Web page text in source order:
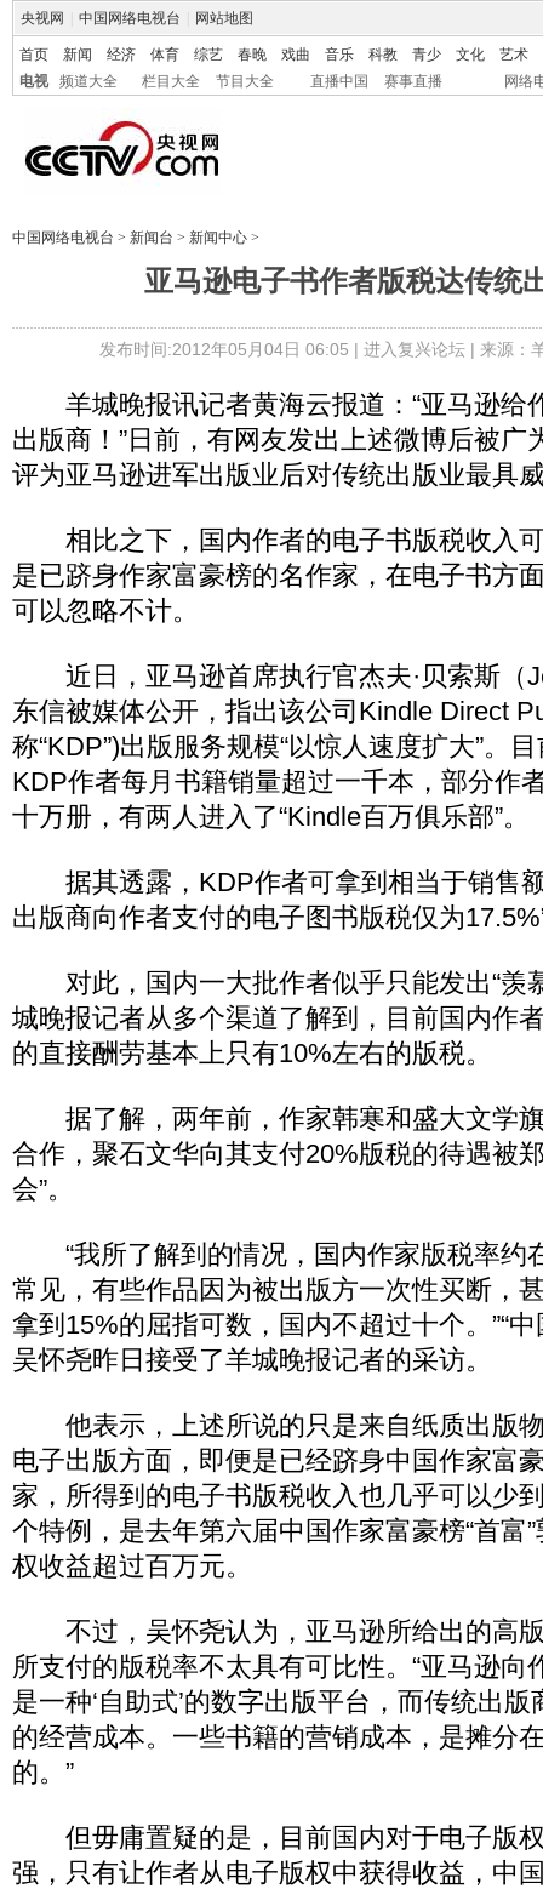
央视网 中国网络电视台 网站地图
首页 新闻 经济 体育 综艺 春晚 戏曲 音乐 科教 青少 文化
艺术
电视
频道大全 栏目大全 节目大全 直播中国 赛事直播 网络
中国网络电视台 > 新闻台 > 新闻中心 >
亚马逊电子书作者版税达传统
发布时间:2012年05月04日 06:05 | 进入复兴论坛| 来源：
羊城晚报讯记者黄海云报道：“亚马逊给
出版商！”日前，有网友发出上述微博后被广
评为亚马逊进军出版业后对传统出版业最具
相比之下，国内作者的电子书版税收入
是已跻身作家富豪榜的名作家，在电子书方
可以忽略不计。
近日，亚马逊首席执行官杰夫·贝索斯（
东信被媒体公开，指出该公司Kindle Direct
称“KDP”)出版服务规模“以惊人速度扩大”。
KDP作者每月书籍销量超过一千本，部分作
十万册，有两人进入了“Kindle百万俱乐部”。
据其透露，KDP作者可拿到相当于销售额
出版商向作者支付的电子图书版税仅为
对此，国内一大批作者似乎只能发出“羡
城晚报记者从多个渠道了解到，目前国内作
的直接酬劳基本上只有10%左右的版税。
据了解，两年前，作家韩寒和盛大文学
合作，聚石文华向其支付20%版税的待遇被
会”。
“我所了解到的情况，国内作家版税率约
常见，有些作品因为被出版方一次性买断，
拿到15%的屈指可数，国内不超过十个。”“
吴怀尧昨日接受了羊城晚报记者的采访。
他表示，上述所说的只是来自纸质出版
电子出版方面，即便是已经跻身中国作家富
家，所得到的电子书版税收入也几乎可以少
个特例，是去年第六届中国作家富豪榜“首富
权收益超过百万元。
不过，吴怀尧认为，亚马逊所给出的高
所支付的版税率不太具有可比性。“亚马逊向
是一种‘自助式’的数字出版平台，而传统出
的经营成本。一些书籍的营销成本，是摊分
的。”
但毋庸置疑的是，目前国内对于电子版
强，只有让作者从电子版权中获得收益，中